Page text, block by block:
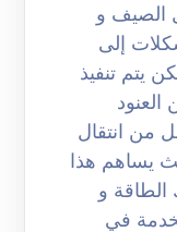
الصيف و
إلى
يتم تنفيذ
من انتقال
يساهم هذا
و
في